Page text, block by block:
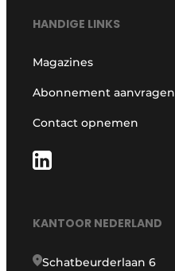
HANDIGE LINKS
Magazines
Abonnement aanvragen
Contact opnemen
KANTOOR NEDERLAND
Schatbeurderlaan 6